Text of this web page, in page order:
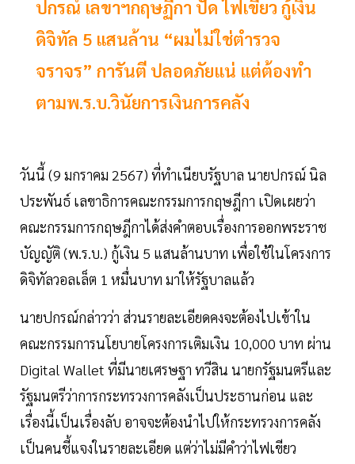
ปกรณ์ เลขาฯกฤษฏีกา ปัด ไฟเขียว กู้เงิน
ดิจิทัล 5 แสนล้าน “ผมไม่ใช่ตำรวจ
จราจร” การันตี ปลอดภัยแน่ แต่ต้องทำ
ตามพ.ร.บ.วินัยการเงินการคลัง
วันนี้ (9 มกราคม 2567) ที่ทำเนียบรัฐบาล นายปกรณ์ นิล
ประพันธ์ เลขาธิการคณะกรรมการกฤษฎีกา เปิดเผยว่า
คณะกรรมการกฤษฎีกาได้ส่งคำตอบเรื่องการออกพระราช
บัญญัติ (พ.ร.บ.) กู้เงิน 5 แสนล้านบาท เพื่อใช้ในโครงการ
ดิจิทัลวอลเล็ต 1 หมื่นบาท มาให้รัฐบาลแล้ว
นายปกรณ์กล่าวว่า ส่วนรายละเอียดคงจะต้องไปเข้าใน
คณะกรรมการนโยบายโครงการเติมเงิน 10,000 บาท ผ่าน
Digital Wallet ที่มีนายเศรษฐา ทวีสิน นายกรัฐมนตรีและ
รัฐมนตรีว่าการกระทรวงการคลังเป็นประธานก่อน และ
เรื่องนี้เป็นเรื่องลับ อาจจะต้องนำไปให้กระทรวงการคลัง
เป็นคนชี้แจงในรายละเอียด แต่ว่าไม่มีคำว่าไฟเขียว